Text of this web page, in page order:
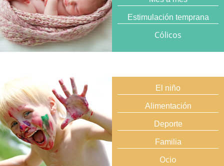
Estimulación temprana
Cólicos
El niño
Alimentación
Deporte
Familia
Ocio